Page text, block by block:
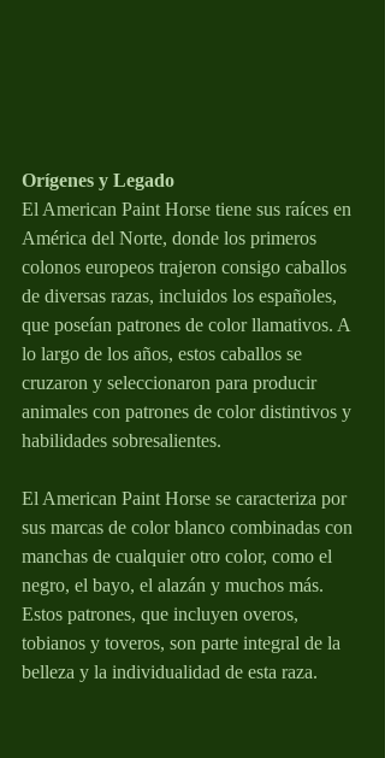
Orígenes y Legado
El American Paint Horse tiene sus raíces en
América del Norte, donde los primeros
colonos europeos trajeron consigo caballos
de diversas razas, incluidos los españoles,
que poseían patrones de color llamativos. A
lo largo de los años, estos caballos se
cruzaron y seleccionaron para producir
animales con patrones de color distintivos y
habilidades sobresalientes.
El American Paint Horse se caracteriza por
sus marcas de color blanco combinadas con
manchas de cualquier otro color, como el
negro, el bayo, el alazán y muchos más.
Estos patrones, que incluyen overos,
tobianos y toveros, son parte integral de la
belleza y la individualidad de esta raza.